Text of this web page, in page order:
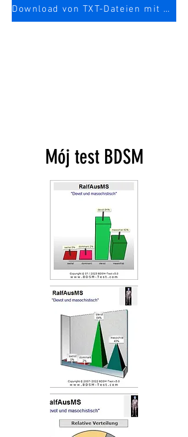
Download von TXT-Dateien mit mehr Infos über die Sau
Mój test BDSM